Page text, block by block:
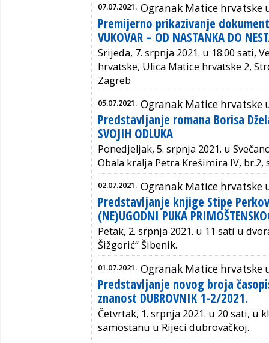
07.07.2021. Ogranak Matice hrvatske
Premijerno prikazivanje
VUKOVAR – OD NASTANKA DO
Srijeda, 7. srpnja 2021. u 18:00 sati,
hrvatske, Ulica Matice hrvatske 2,
Zagreb
05.07.2021. Ogranak Matice hrvatske
Predstavljanje romana Borisa
SVOJIH ODLUKA
Ponedjeljak, 5. srpnja 2021. u
Obala kralja Petra Krešimira IV, br.2,
02.07.2021. Ogranak Matice hrvatske
Predstavljanje knjige Stipe
(NE)UGODNI PUKA
Petak, 2. srpnja 2021. u 11 sati u
Šižgorić“ Šibenik.
01.07.2021. Ogranak Matice hrvatske
Predstavljanje novog broja
znanost DUBROVNIK 1-2/2021.
Četvrtak, 1. srpnja 2021. u 20 sati, u
samostanu u Rijeci dubrovačkoj.